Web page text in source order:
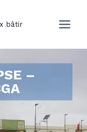
bâtir
–